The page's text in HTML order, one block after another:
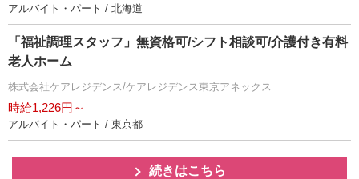
アルバイト・パート / 北海道
「福祉調理スタッフ」無資格可/シフト相談可/介護付き有料
老人ホーム
株式会社ケアレジデンス/ケアレジデンス東京アネックス
時給1,226円～
アルバイト・パート / 東京都
続きはこちら